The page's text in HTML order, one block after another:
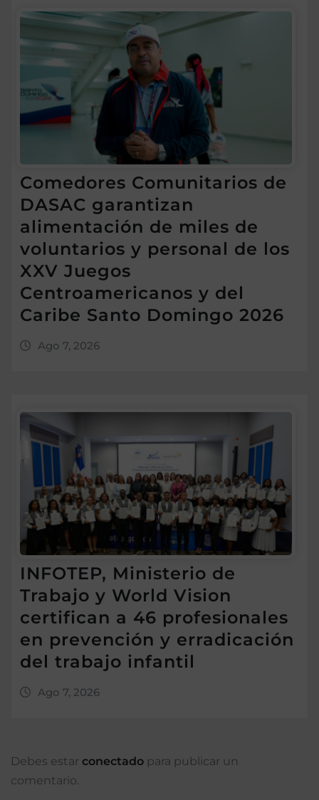
Comedores Comunitarios de
DASAC garantizan
alimentación de miles de
voluntarios y personal de los
XXV Juegos
Centroamericanos y del
Caribe Santo Domingo 2026
Ago 7, 2026
INFOTEP, Ministerio de
Trabajo y World Vision
certifican a 46 profesionales
en prevención y erradicación
del trabajo infantil
Ago 7, 2026
Debes estar conectado para publicar un
comentario.